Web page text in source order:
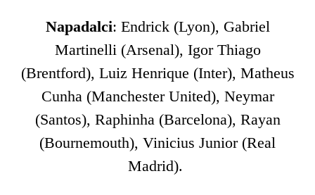
Napadalci: Endrick (Lyon), Gabriel
Martinelli (Arsenal), Igor Thiago
(Brentford), Luiz Henrique (Inter), Matheus
Cunha (Manchester United), Neymar
(Santos), Raphinha (Barcelona), Rayan
(Bournemouth), Vinicius Junior (Real
Madrid).